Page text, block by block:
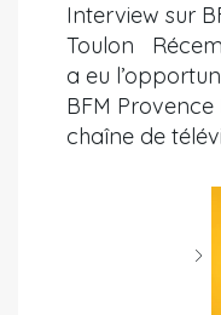
Interview sur
Toulon
a eu
BFM Provence
chaîne de